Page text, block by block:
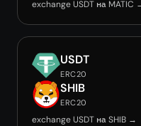
exchange USDT на MATIC
USDT
ERC20
SHIB
ERC20
exchange USDT на SHIB →